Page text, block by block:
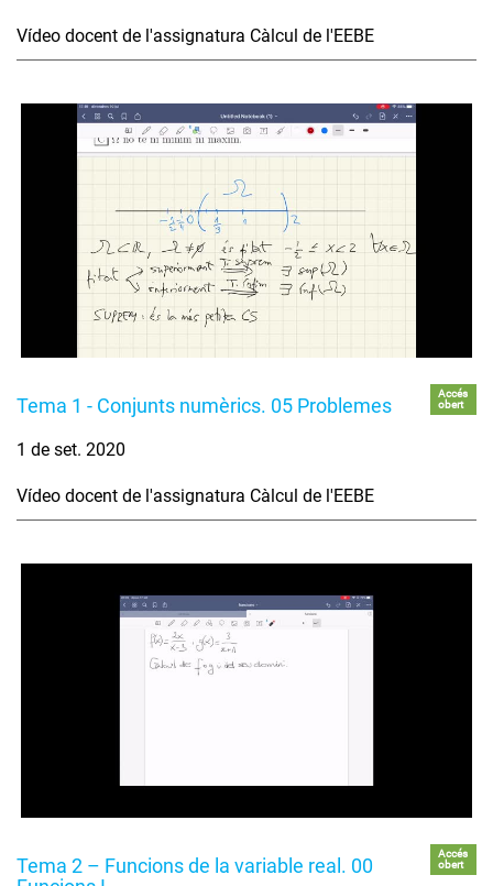
Vídeo docent de l'assignatura Càlcul de l'EEBE
Tema 1 - Conjunts numèrics. 05 Problemes
Accés
obert
1 de set. 2020
Vídeo docent de l'assignatura Càlcul de l'EEBE
Tema 2 – Funcions de la variable real. 00
Accés
obert